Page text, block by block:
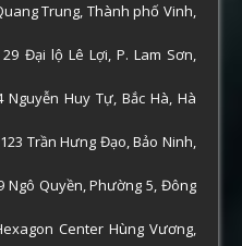
Trung, Thành phố Vinh,
Đại lộ Lê Lợi, P. Lam Sơn,
Huy Tự, Bắc Hà, Hà
Trần Hưng Đạo, Bảo Ninh,
Ngô Quyền, Phường 5, Đông
Center Hùng Vương,